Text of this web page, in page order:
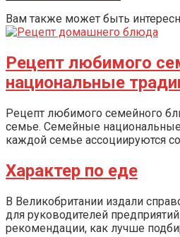
Вам также может быть
Рецепт любимого
национальные
Рецепт любимого семейного
семье. Семейные
каждой семье ассоциируются со
Характер по еде
В Великобритании издали
для руководителей
рекомендации, как лучше